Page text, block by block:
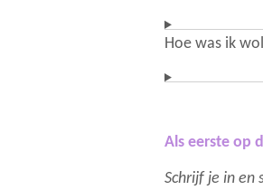
Hoe was ik
Als eerste op
Schrijf je in en